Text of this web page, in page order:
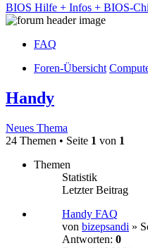
BIOS Hilfe + Infos + BIOS-
FAQ
Foren-Übersicht
Handy
Neues Thema
24 Themen • Seite 1 von 1
Themen
Statistik
Letzter Beitrag
Handy FAQ
von bizepsandi »
Antworten: 0